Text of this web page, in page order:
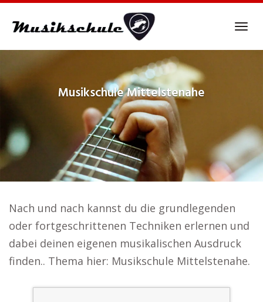
MusikschuleMittelstenahe
Nach und nach kannst du die grundlegenden
oder fortgeschrittenen Techniken erlernen und
dabei deinen eigenen musikalischen Ausdruck
finden.. Thema hier: Musikschule Mittelstenahe.